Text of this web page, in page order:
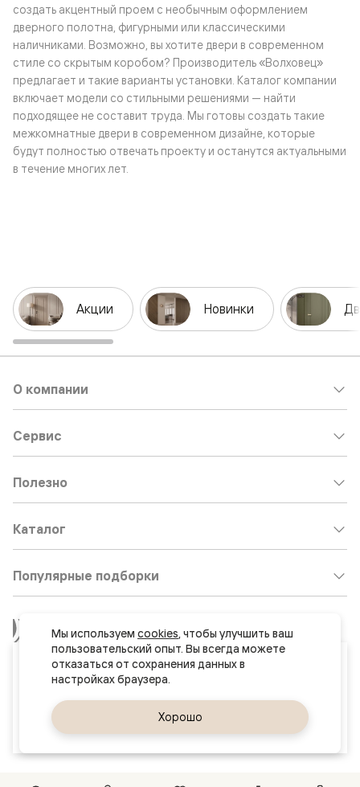
Ваш город
Нур-Султан (Астана)
создать акцентный проем с необычным оформлением
дверного полотна, фигурными или классическими
наличниками. Возможно, вы хотите двери в современном
стиле со скрытым коробом? Производитель «Волховец»
предлагает и такие варианты установки. Каталог компании
включает модели со стильными решениями — найти
подходящее не составит труда. Мы готовы создать такие
межкомнатные двери в современном дизайне, которые
будут полностью отвечать проекту и останутся актуальными
в течение многих лет.
Акции Новинки
и интерьерные
О компании
Сервис
Полезно
Каталог
Популярные подборки
Клиентский центр:
Почта по общим вопросам:
8800@volhovez.natm.ru
Мы используем cookies, чтобы улучшить ваш
пользовательский опыт. Вы всегда можете
отказаться от сохранения данных в
Хорошо